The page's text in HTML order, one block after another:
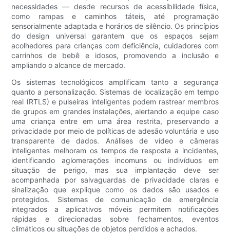
necessidades — desde recursos de acessibilidade física,
como rampas e caminhos táteis, até programação
sensorialmente adaptada e horários de silêncio. Os princípios
do design universal garantem que os espaços sejam
acolhedores para crianças com deficiência, cuidadores com
carrinhos de bebê e idosos, promovendo a inclusão e
ampliando o alcance de mercado.
Os sistemas tecnológicos amplificam tanto a segurança
quanto a personalização. Sistemas de localização em tempo
real (RTLS) e pulseiras inteligentes podem rastrear membros
de grupos em grandes instalações, alertando a equipe caso
uma criança entre em uma área restrita, preservando a
privacidade por meio de políticas de adesão voluntária e uso
transparente de dados. Análises de vídeo e câmeras
inteligentes melhoram os tempos de resposta a incidentes,
identificando aglomerações incomuns ou indivíduos em
situação de perigo, mas sua implantação deve ser
acompanhada por salvaguardas de privacidade claras e
sinalização que explique como os dados são usados ​​e
protegidos. Sistemas de comunicação de emergência
integrados a aplicativos móveis permitem notificações
rápidas e direcionadas sobre fechamentos, eventos
climáticos ou situações de objetos perdidos e achados.